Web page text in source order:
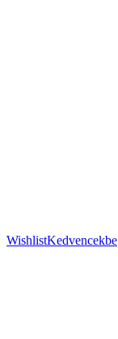
WishlistKedvencekbe